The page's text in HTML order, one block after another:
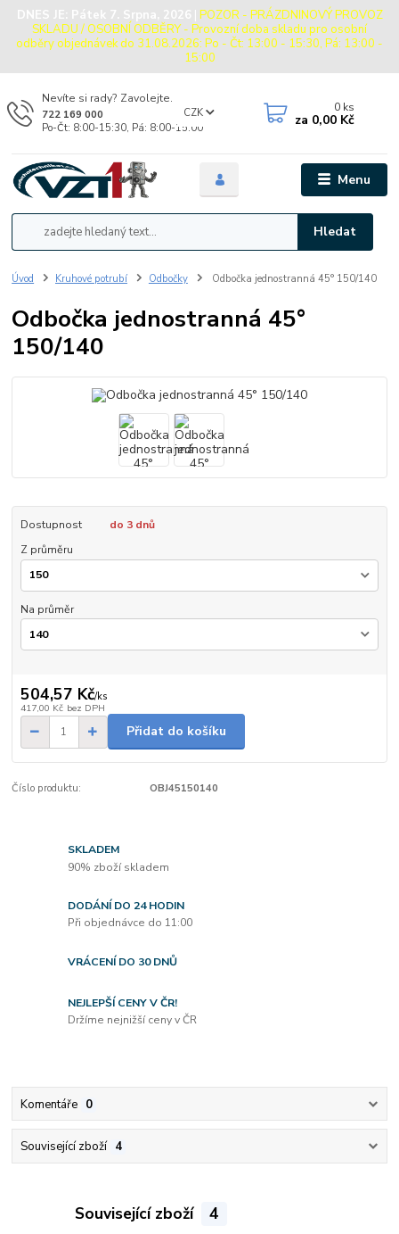
DNES JE: Pátek 7. Srpna, 2026 | POZOR - PRÁZDNINOVÝ PROVOZ
SKLADU / OSOBNÍ ODBĚRY - Provozní doba skladu pro osobní
odběry objednávek do 31.08.2026: Po - Čt: 13:00 - 15:30, Pá: 13:00 -
15:00
Menu
CZK
Hledat
Nevíte si rady? Zavolejte.
722 169 000
Po-Čt: 8:00-15:30, Pá: 8:00-15:00
0 ks
za 0,00 Kč
Úvod Kruhové potrubí Odbočky Odbočka jednostranná 45° 150/140
Odbočka jednostranná 45°
150/140
Dostupnost
do 3 dnů
Z průměru
Na průměr
504,57 Kč/ks
417,00 Kč bez DPH
Přidat do košíku
Číslo produktu: OBJ45150140
SKLADEM
90% zboží skladem
DODÁNÍ DO 24 HODIN
Při objednávce do 11:00
VRÁCENÍ DO 30 DNŮ
NEJLEPŠÍ CENY V ČR!
Držíme nejnižší ceny v ČR
Komentáře 0
Související zboží 4
Související zboží 4